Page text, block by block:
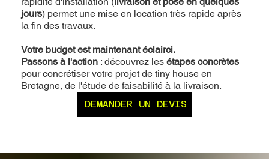
jours) permet une mise en location très rapide après
la fin des travaux.
Votre budget est maintenant éclairci.
Passons à l'action : découvrez lesétapes concrètes
pour concrétiser votre projet de tiny house en
Bretagne, de l'étude de faisabilité à la livraison.
DEMANDER UN DEVIS